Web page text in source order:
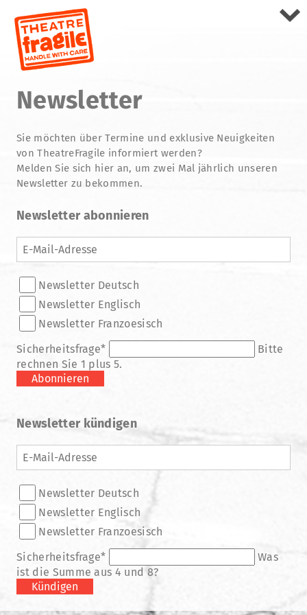
Newsletter
Sie möchten über Termine und exklusive Neuigkeiten
von TheatreFragile informiert werden?
Melden Sie sich hier an, um zwei Mal jährlich unseren
Newsletter zu bekommen.
Newsletter abonnieren
E-
Mail-
Verteiler
Newsletter Deutsch
Newsletter Englisch
Newsletter Franzoesisch
Pflichtfeld
Sicherheitsfrage*
Bitte
rechnen Sie 1 plus 5.
Abonnieren
Newsletter kündigen
E-
Mail-
Verteiler
Newsletter Deutsch
Newsletter Englisch
Newsletter Franzoesisch
Pflichtfeld
Sicherheitsfrage*
Was
ist die Summe aus 4 und 8?
Kündigen